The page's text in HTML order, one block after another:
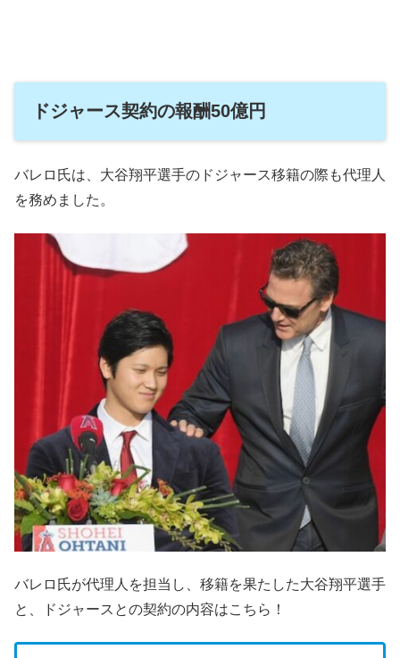
ドジャース契約の報酬50億円
バレロ氏は、大谷翔平選手のドジャース移籍の際も代理人
を務めました。
バレロ氏が代理人を担当し、移籍を果たした大谷翔平選手
と、ドジャースとの契約の内容はこちら！